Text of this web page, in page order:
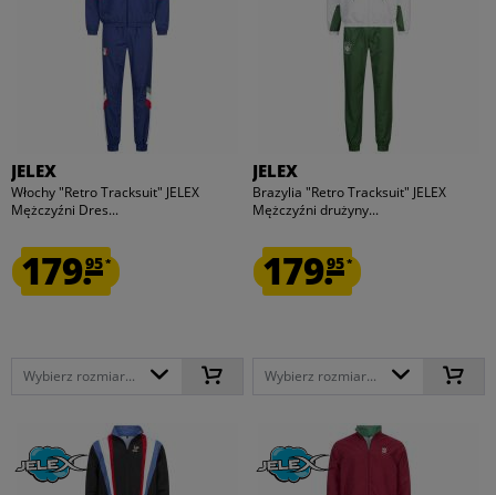
JELEX
Włochy "Retro Tracksuit" JELEX
Mężczyźni Dres...
179.95*
Wybierz rozmiar...
JELEX
Brazylia "Retro Tracksuit" JELEX
Mężczyźni drużyny...
179.95*
Wybierz rozmiar...